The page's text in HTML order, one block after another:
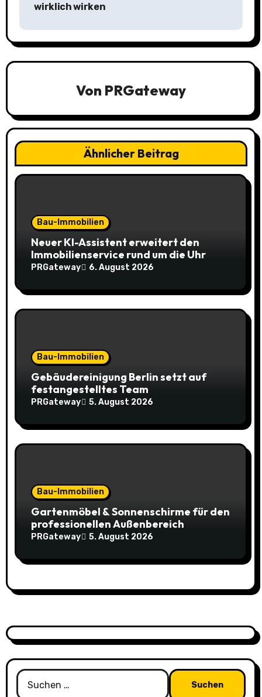
a
g
a
v
i
o
n
wirklich wirken
Von PRGateway
Ähnlicher Beitrag
Bau-Immobilien
Neuer KI-Assistent erweitert den
Immobilienservice rund um die Uhr
PRGateway 6. August 2026
Bau-Immobilien
Gebäudereinigung Berlin setzt auf
festangestelltes Team
PRGateway 5. August 2026
Bau-Immobilien
Gartenmöbel & Sonnenschirme für den
professionellen Außenbereich
PRGateway 5. August 2026
Suchen
nach: